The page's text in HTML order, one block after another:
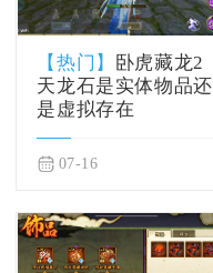
【热门】
卧虎藏龙2
天龙石是实体物品还
是虚拟存在
07-16